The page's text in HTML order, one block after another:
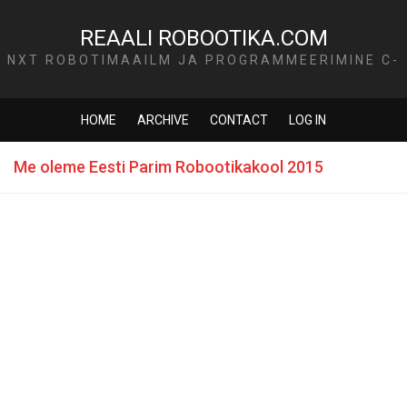
REAALI ROBOOTIKA.COM
NXT ROBOTIMAAILM JA PROGRAMMEERIMINE C-
HOME ARCHIVE CONTACT LOG IN
Me oleme Eesti Parim Robootikakool 2015